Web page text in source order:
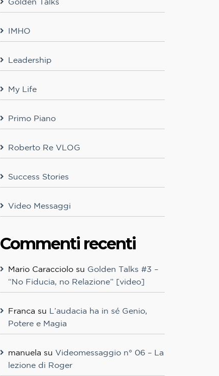
IMHO
Leadership
My Life
Primo Piano
Roberto Re VLOG
Success Stories
Video Messaggi
Commenti recenti
Mario Caracciolo su Golden Talks #3 –
“No Fiducia, no Relazione” [video]
Franca su L’audacia ha in sé Genio,
Potere e Magia
manuela su Videomessaggio n° 06 – La
lezione di Roger